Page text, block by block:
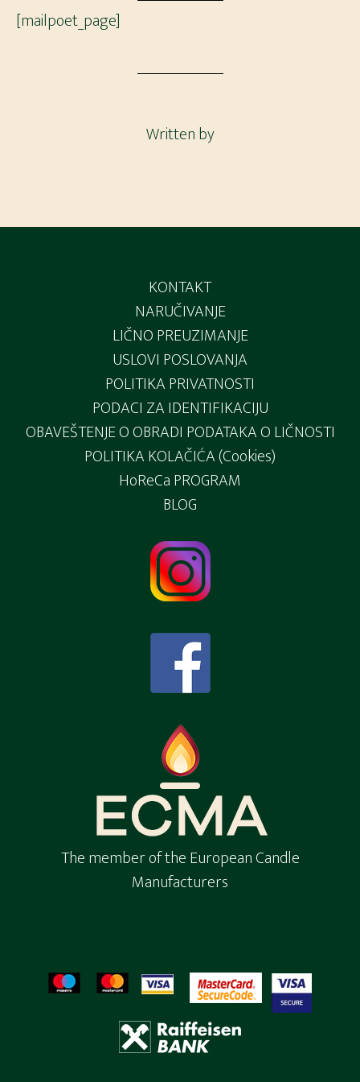
[mailpoet_page]
Written by
Footer
KONTAKT
NARUČIVANJE
LIČNO PREUZIMANJE
USLOVI POSLOVANJA
POLITIKA PRIVATNOSTI
PODACI ZA IDENTIFIKACIJU
OBAVEŠTENJE O OBRADI PODATAKA O LIČNOSTI
POLITIKA KOLAČIĆA (Cookies)
HoReCa PROGRAM
BLOG
The member of the European Candle
Manufacturers